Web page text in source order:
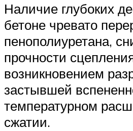
Наличие глубоких
бетоне чревато
пенополиуретана,
прочности
возникновением
застывшей
температурном
сжатии.